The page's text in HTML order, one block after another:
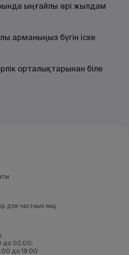
ыңғайлы әрі жылдам
арманыңыз бүгін іске
орталықтарынан біле
для частных лиц
до 02:00;
до 19:00